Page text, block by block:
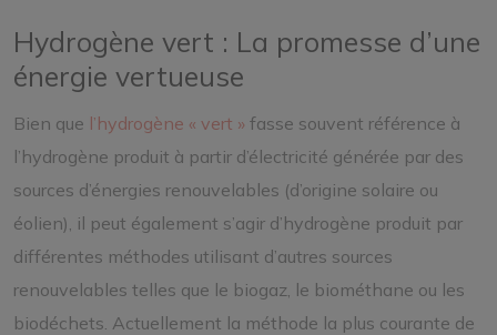
Hydrogène vert : La promesse d’une
énergie vertueuse
Bien que l’hydrogène « vert » fasse souvent référence à
l’hydrogène produit à partir d’électricité générée par des
sources d’énergies renouvelables (d’origine solaire ou
éolien), il peut également s’agir d’hydrogène produit par
différentes méthodes utilisant d’autres sources
renouvelables telles que le biogaz, le biométhane ou les
biodéchets. Actuellement la méthode la plus courante de